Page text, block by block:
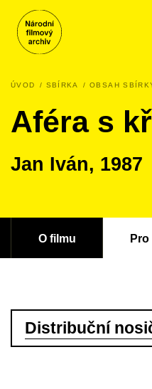
ÚVOD SBÍRKA OBSAH
Aféra s
Jan Iván, 1987
O filmu Pro
Distribuční